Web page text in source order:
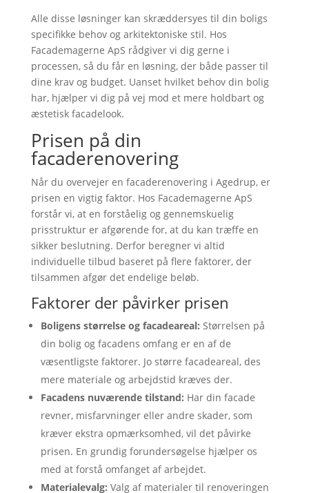
Alle disse løsninger kan skræddersyes til din boligs
specifikke behov og arkitektoniske stil. Hos
Facademagerne ApS rådgiver vi dig gerne i
processen, så du får en løsning, der både passer til
dine krav og budget. Uanset hvilket behov din bolig
har, hjælper vi dig på vej mod et mere holdbart og
æstetisk facadelook.
Prisen på din
facaderenovering
Når du overvejer en facaderenovering i Agedrup, er
prisen en vigtig faktor. Hos Facademagerne ApS
forstår vi, at en forståelig og gennemskuelig
prisstruktur er afgørende for, at du kan træffe en
sikker beslutning. Derfor beregner vi altid
individuelle tilbud baseret på flere faktorer, der
tilsammen afgør det endelige beløb.
Faktorer der påvirker prisen
Boligens størrelse og facadeareal: Størrelsen på
din bolig og facadens omfang er en af de
væsentligste faktorer. Jo større facadeareal, des
mere materiale og arbejdstid kræves der.
Facadens nuværende tilstand: Har din facade
revner, misfarvninger eller andre skader, som
kræver ekstra opmærksomhed, vil det påvirke
prisen. En grundig forundersøgelse hjælper os
med at forstå omfanget af arbejdet.
Materialevalg: Valg af materialer til renoveringen